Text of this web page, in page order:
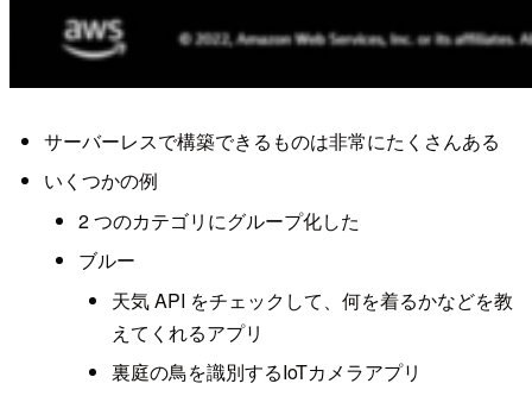
サーバーレスで構築できるものは非常にたくさんある
いくつかの例
2 つのカテゴリにグループ化した
ブルー
天気 API をチェックして、何を着るかなどを教
えてくれるアプリ
裏庭の鳥を識別するIoTカメラアプリ